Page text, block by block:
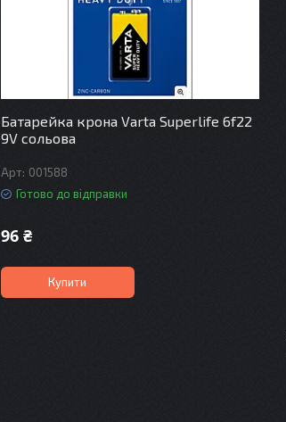
Батарейка крона Varta Superlife 6f22
9V сольова
001588
Готово до відправки
96 ₴
Купити